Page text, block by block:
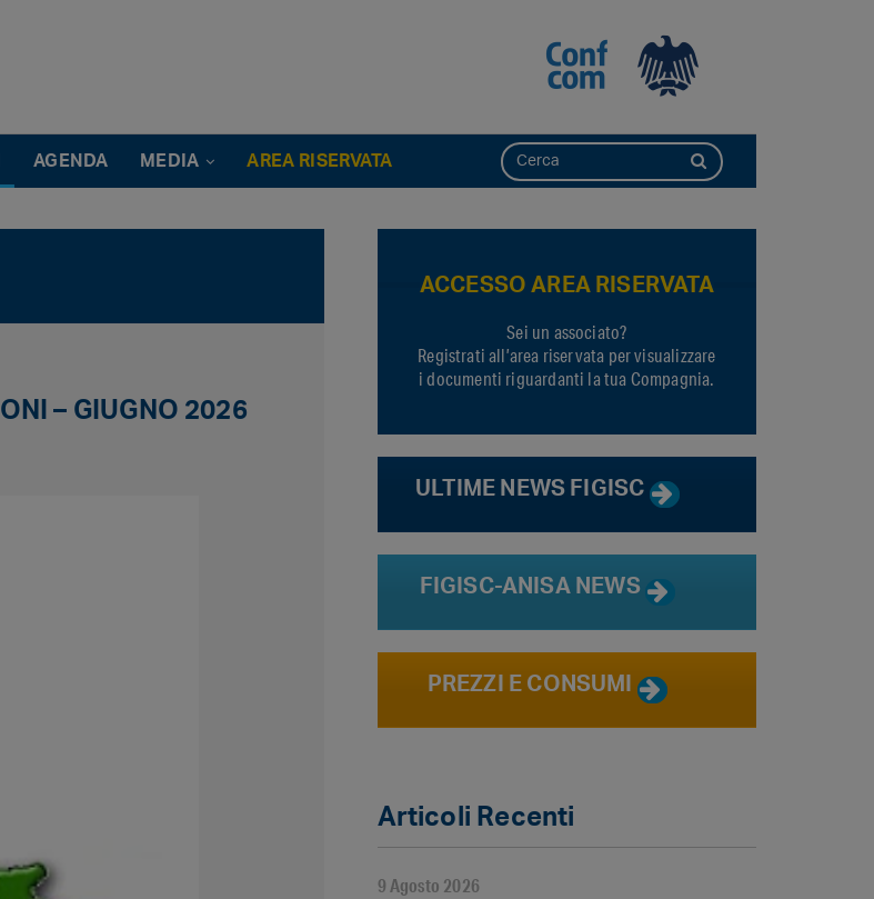
AGENDA MEDIA AREA RISERVATA
– GIUGNO 2026
ACCESSO AREA RISERVATA
Sei un associato?
Registrati all’area riservata per visualizzare
i documenti riguardanti la tua Compagnia.
ULTIME NEWS FIGISC
FIGISC-ANISA NEWS
PREZZI E CONSUMI
Articoli Recenti
9 Agosto 2026